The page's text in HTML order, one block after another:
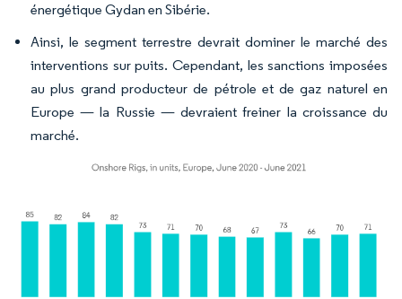
énergétique Gydan en Sibérie.
Ainsi, le segment terrestre devrait dominer le marché des
interventions sur puits. Cependant, les sanctions imposées
au plus grand producteur de pétrole et de gaz naturel en
Europe — la Russie — devraient freiner la croissance du
marché.